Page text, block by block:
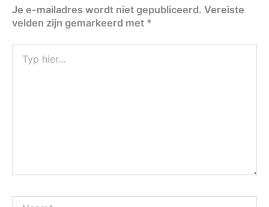
Je e-mailadres wordt niet gepubliceerd. Vereiste
velden zijn gemarkeerd met *
hier...